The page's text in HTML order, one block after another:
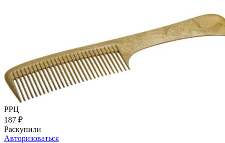
РРЦ
187 ₽
Раскупили
Авторизоваться